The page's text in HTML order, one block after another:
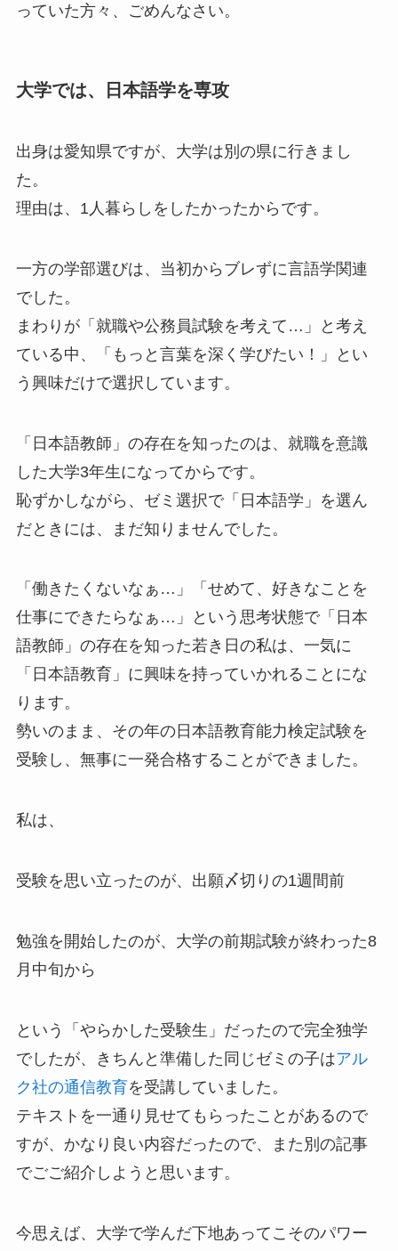
っていた方々、ごめんなさい。
大学では、日本語学を専攻
出身は愛知県ですが、大学は別の県に行きまし
た。
理由は、1人暮らしをしたかったからです。
一方の学部選びは、当初からブレずに言語学関連
でした。
まわりが「就職や公務員試験を考えて…」と考え
ている中、「もっと言葉を深く学びたい！」とい
う興味だけで選択しています。
「日本語教師」の存在を知ったのは、就職を意識
した大学3年生になってからです。
恥ずかしながら、ゼミ選択で「日本語学」を選ん
だときには、まだ知りませんでした。
「働きたくないなぁ…」「せめて、好きなことを
仕事にできたらなぁ…」という思考状態で「日本
語教師」の存在を知った若き日の私は、一気に
「日本語教育」に興味を持っていかれることにな
ります。
勢いのまま、その年の日本語教育能力検定試験を
受験し、無事に一発合格することができました。
私は、
受験を思い立ったのが、出願〆切りの1週間前
勉強を開始したのが、大学の前期試験が終わった8
月中旬から
という「やらかした受験生」だったので完全独学
でしたが、きちんと準備した同じゼミの子はアル
ク社の通信教育を受講していました。
テキストを一通り見せてもらったことがあるので
すが、かなり良い内容だったので、また別の記事
でごご紹介しようと思います。
今思えば、大学で学んだ下地あってこそのパワー